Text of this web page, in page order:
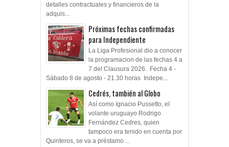
detalles contractuales y financieros de la
adquis...
Próximas fechas confirmadas
para Independiente
La Liga Profesional dio a conocer
la programacion de las fechas 4 a
7 del Clausura 2026. Fecha 4 -
Sábado 8 de agosto - 21.30 horas Indepe...
Cedrés, también al Globo
Así como Ignacio Pussetto, el
volante uruguayo Rodrigo
Fernández Cedres, quien
tampoco era tenido en cuenta por
Quinteros, se va a préstamo ...